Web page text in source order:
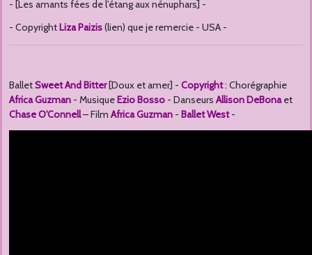
- [Les amants fées de l'étang aux nénuphars] -
- CopyrightLiza Paizis(lien) que je remercie - USA -
BalletSweet And Bitter[Doux et amer] - Copyright: Chorégraphie
Africa Guzman - MusiqueEzio Bosso - Danseurs Allison DeBonaet
Chase O'Connell– Film Africa Guzman - Ballet West-